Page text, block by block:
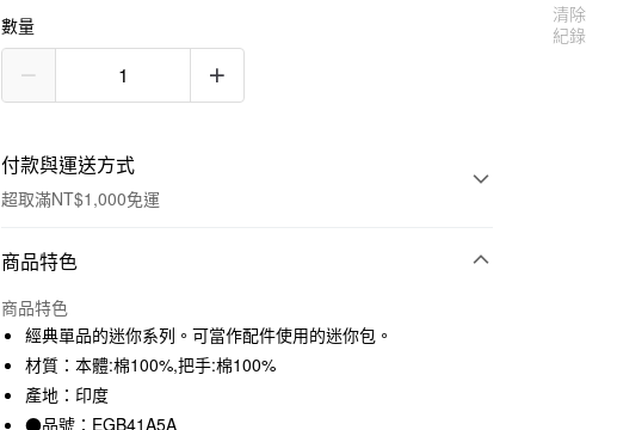
數量
付款與運送方式
超取滿NT$1,000免運
付款方式
信用卡一次付款
信用卡分期付款
3 期 0 利率 每期
合作金庫商業銀行
商品特色
商品特色
經典單品的迷你系列。可當作配件使用的迷你包。
材質：本體:棉100%,把手:棉100%
產地：印度
●品號：EGB41A5A
清除
紀錄